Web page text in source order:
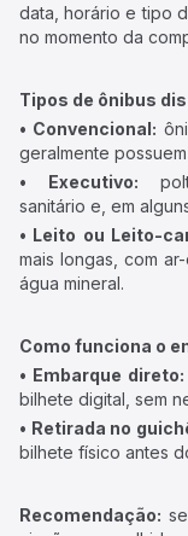
data, horário e tipo
no momento da
Tipos de ônibus
• Convencional:
geralmente
• Executivo:
sanitário e, em
• Leito ou Leito-
mais longas, com
água mineral.
Como funciona o
• Embarque direto:
bilhete digital, sem
• Retirada no
bilhete físico antes
Recomendação: